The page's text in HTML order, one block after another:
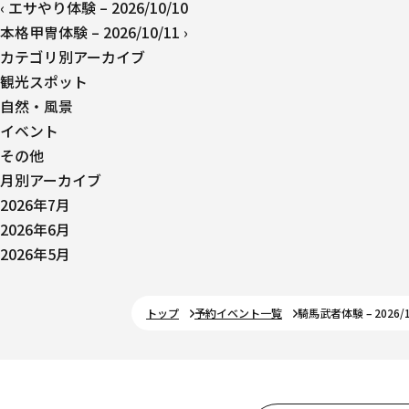
‹ エサやり体験 – 2026/10/10
本格甲冑体験 – 2026/10/11 ›
カテゴリ別アーカイブ
観光スポット
自然・風景
イベント
その他
月別アーカイブ
2026年7月
2026年6月
2026年5月
トップ 予約イベント一覧 騎馬武者体験 –